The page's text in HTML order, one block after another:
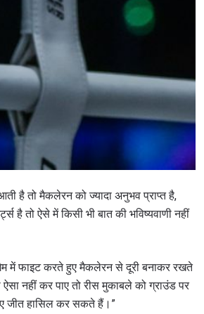
है तो मैकलेरन को ज्यादा अनुभव प्राप्त है,
है तो ऐसे में किसी भी बात की भविष्यवाणी नहीं
में फाइट करते हुए मैकलेरन से दूरी बनाकर रखते
नहीं कर पाए तो रीस मुकाबले को ग्राउंड पर
जीत हासिल कर सकते हैं।”